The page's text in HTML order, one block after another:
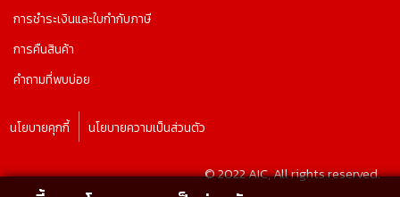
การชำระเงินและใบกำกับภาษี
การคืนสินค้า
คำถามที่พบบ่อย
นโยบายคุกกี้ นโยบายความเป็นส่วนตัว
© 2022 AIC, All rights reserved.